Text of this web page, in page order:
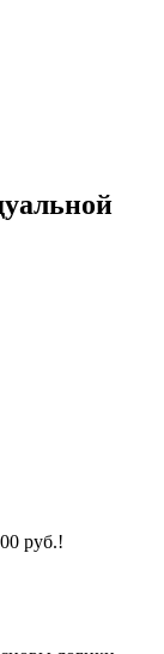
руб.!